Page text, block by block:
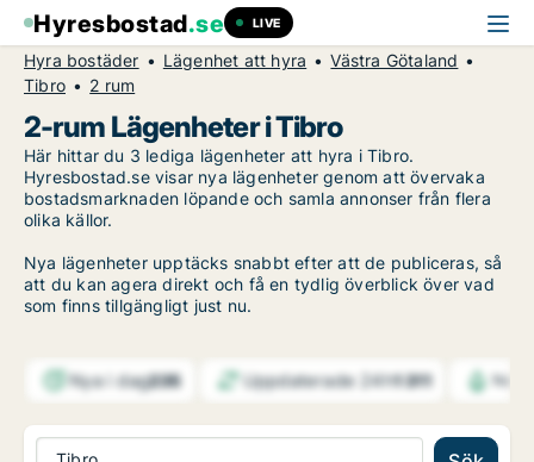
Hyresbostad.se LIVE
Hyra bostäder Lägenhet att hyra
Västra Götaland
Tibro
2 rum
2-rum Lägenheter i Tibro
Här hittar du 3 lediga lägenheter att hyra i Tibro.
Hyresbostad.se visar nya lägenheter genom att övervaka
bostadsmarknaden löpande och samla annonser från flera
olika källor.
Nya lägenheter upptäcks snabbt efter att de publiceras, så
att du kan agera direkt och få en tydlig överblick över vad
som finns tillgängligt just nu.
Nya i dag235 Uppdaterade 24h1 311